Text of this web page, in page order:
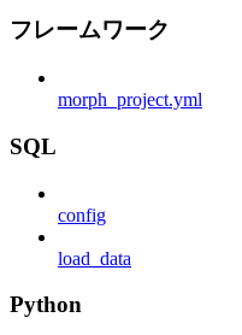
フレームワーク
morph_project.yml
SQL
config
load_data
Python